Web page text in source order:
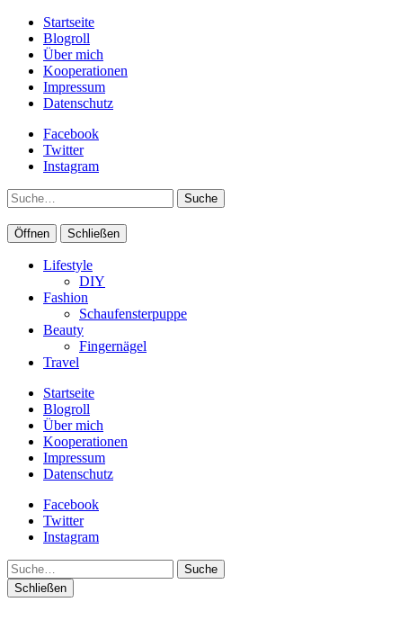
Startseite
Blogroll
Über mich
Kooperationen
Impressum
Datenschutz
Facebook
Twitter
Instagram
Suche
Öffnen Schließen
Lifestyle
DIY
Fashion
Schaufensterpuppe
Beauty
Fingernägel
Travel
Startseite
Blogroll
Über mich
Kooperationen
Impressum
Datenschutz
Facebook
Twitter
Instagram
Suche
Schließen